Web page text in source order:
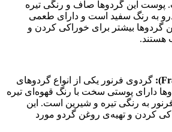
پوست این گردوها صاف و رنگی تیره
به رنگ سفید است و دارای طعمی
بیشتر برای خوراکی کردن و
هستند.
گردوی فرنور یکی از انواع گردوهای
دارای پوستی سخت با رنگ قهوه‌ای تیره
به رنگی تیره و شیرین است. این
کردن و تهیه‌ی روغن گردو مورد